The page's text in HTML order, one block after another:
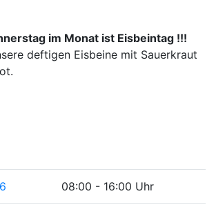
im Monat ist Eisbeintag !!!
deftigen Eisbeine mit Sauerkraut
08:00 - 16:00 Uhr